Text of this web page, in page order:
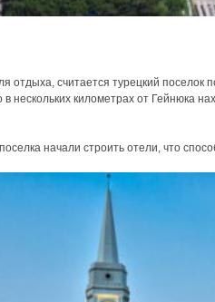
отдыха, считается турецкий поселок
в нескольких километрах от Гейнюка
начали строить отели, что